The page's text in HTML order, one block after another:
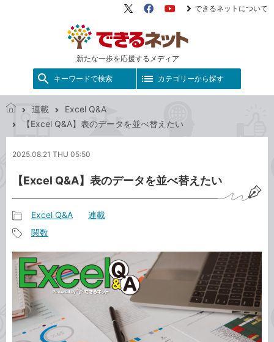
新たな一歩を応援するメディア
X（旧
FacebookYouTube
できるネットについて
キーワードで検索 カテゴリーから探す
ネ
ト
連載
Excel Q&A
【Excel Q&A】表のデータを並べ替えたい
2025.08.21 THU 05:50
【Excel Q&A】表のデータを並べ替えたい
事
カ
テ
ゴ
リ
Excel Q&A 連載
事
タ
グ
関数